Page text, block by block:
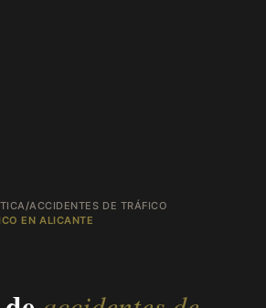
/ACCIDENTES DE TRÁFICO
EN ALICANTE